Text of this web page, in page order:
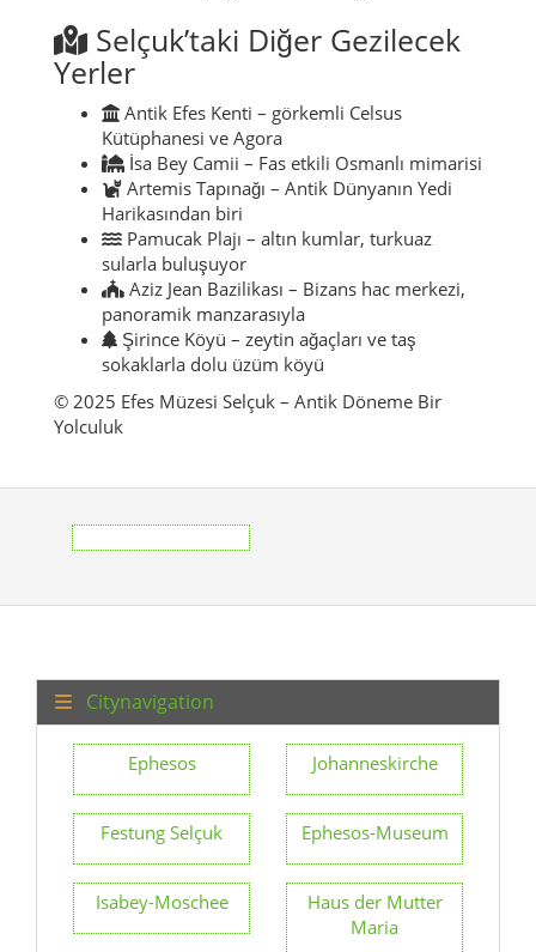
Selçuk’taki Diğer Gezilecek
Yerler
Antik Efes Kenti – görkemli Celsus
Kütüphanesi ve Agora
İsa Bey Camii – Fas etkili Osmanlı mimarisi
Artemis Tapınağı – Antik Dünyanın Yedi
Harikasından biri
Pamucak Plajı – altın kumlar, turkuaz
sularla buluşuyor
Aziz Jean Bazilikası – Bizans hac merkezi,
panoramik manzarasıyla
Şirince Köyü – zeytin ağaçları ve taş
sokaklarla dolu üzüm köyü
© 2025 Efes Müzesi Selçuk – Antik Döneme Bir
Yolculuk
Citynavigation
Ephesos Johanneskirche
Festung Selçuk Ephesos-Museum
Isabey-Moschee
Haus der Mutter
Maria